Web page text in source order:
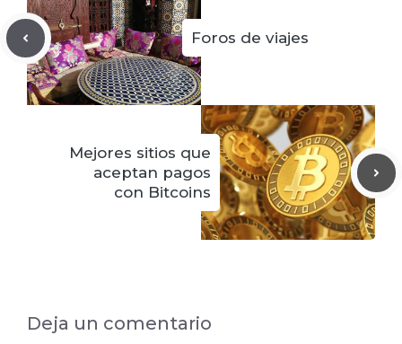
Foros de viajes
Mejores sitios que
aceptan pagos
con Bitcoins
Deja un comentario